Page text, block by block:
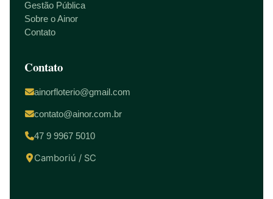
Gestão Pública
Sobre o Ainor
Contato
Contato
ainorfloterio@gmail.com
contato@ainor.com.br
47 9 9967 5010
Camboriú / SC